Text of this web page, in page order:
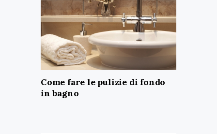
Come fare le pulizie di fondo
in bagno